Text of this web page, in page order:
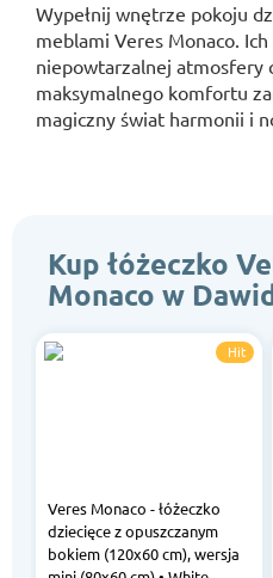
Wypełnij wnętrze pokoju
meblami Veres Monaco.
niepowtarzalnej atmosfery
maksymalnego komfortu
magiczny świat harmonii i
Kup łóżeczko
Monaco w
Hit
Veres Monaco - łóżeczko
dziecięce z opuszczanym
bokiem (120x60 cm), wersja